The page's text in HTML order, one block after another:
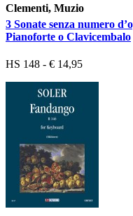
Clementi, Muzio
3 Sonate senza numero
Pianoforte o Clavicembalo
HS 148 - € 14,95